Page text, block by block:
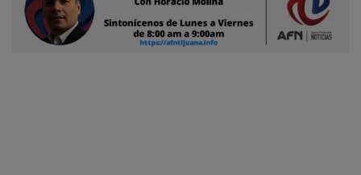
Reportero
Ciudadano